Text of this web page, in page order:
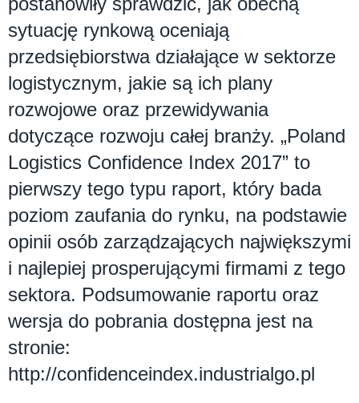
sytuację rynkową oceniają
przedsiębiorstwa działające w sektorze
logistycznym, jakie są ich plany
rozwojowe oraz przewidywania
dotyczące rozwoju całej branży. „Poland
Logistics Confidence Index 2017” to
pierwszy tego typu raport, który bada
poziom zaufania do rynku, na podstawie
opinii osób zarządzających największymi
i najlepiej prosperującymi firmami z tego
sektora. Podsumowanie raportu oraz
wersja do pobrania dostępna jest na
stronie:
http://confidenceindex.industrialgo.pl